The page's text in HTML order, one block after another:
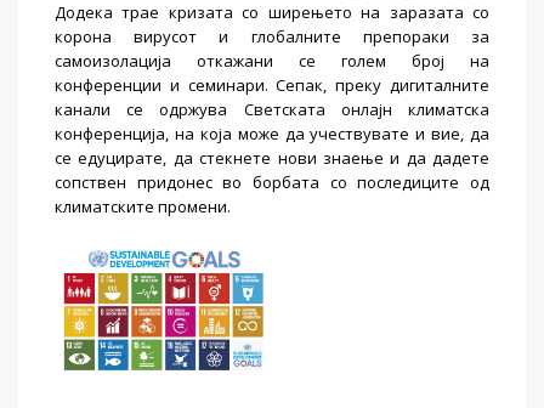
Додека трае кризата со ширењето на заразата со
корона вирусот и глобалните препораки за
самоизолација откажани се голем број на
конференции и семинари. Сепак, преку дигиталните
канали се одржува Светската онлајн климатска
конференција, на која може да учествувате и вие, да
се едуцирате, да стекнете нови знаење и да дадете
сопствен придонес во борбата со последиците од
климатските промени.